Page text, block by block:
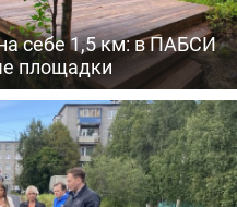
себе 1,5 км: в ПАБСИ
площадки